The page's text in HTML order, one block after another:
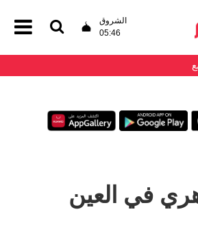
الشروق
05:46
في العين